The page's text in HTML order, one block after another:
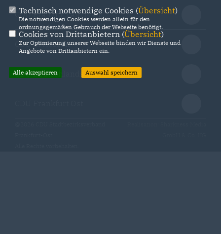
CDU Frankfurt am Main
CDU in Hessen
CDU Deutschlands
Technisch notwendige Cookies (Übersicht)
Die notwendigen Cookies werden allein für den
ordnungsgemäßen Gebrauch der Webseite benötigt.
Cookies von Drittanbietern (Übersicht)
Zur Optimierung unserer Webseite binden wir Dienste und
Angebote von Drittanbietern ein.
Alle akzeptieren Auswahl speichern